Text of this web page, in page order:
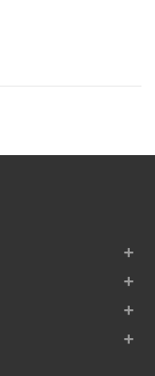
+
+
+
+